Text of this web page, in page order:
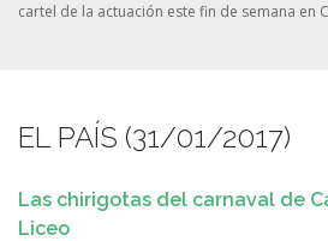
cartel de la actuación este fin de semana en
EL PAÍS (31/01/2017)
Las chirigotas del carnaval de
Liceo